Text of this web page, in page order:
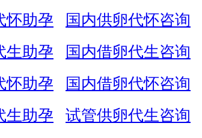
怀助孕
国内供卵代怀咨询
生助孕
国内借卵代生咨询
怀助孕
国内借卵代怀咨询
生助孕
试管供卵代生咨询